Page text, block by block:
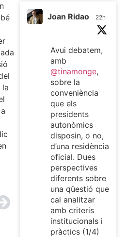
la
Joan Ridao 22h
Avui debatem,
amb
@tinamonge,
sobre la
conveniència
que els
presidents
autonòmics
disposin, o no,
d’una residència
oficial. Dues
perspectives
diferents sobre
una qüestió que
cal analitzar
amb criteris
institucionals i
pràctics (1/4)